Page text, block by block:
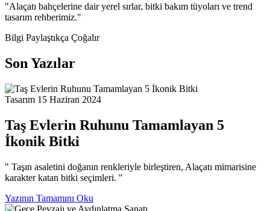
"Alaçatı bahçelerine dair yerel sırlar, bitki bakım tüyoları ve trend
tasarım rehberimiz."
Bilgi Paylaştıkça Çoğalır
Son Yazılar
Tasarım 15 Haziran 2024
Taş Evlerin Ruhunu Tamamlayan 5
İkonik Bitki
" Taşın asaletini doğanın renkleriyle birleştiren, Alaçatı mimarisine
karakter katan bitki seçimleri. "
Yazının Tamamını Oku